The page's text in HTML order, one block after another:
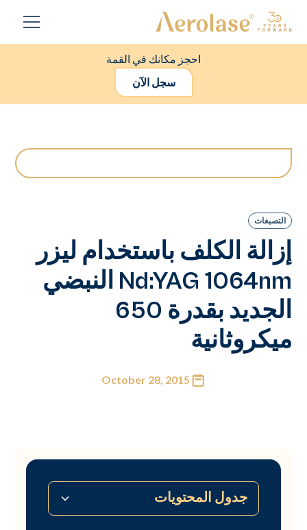
احجز مكانك في القمة
سجل الآن
التصبغات
إزالة الكلف باستخدام ليزر
Nd:YAG 1064nm النبضي
الجديد بقدرة 650
ميكروثانية
October 28, 2015
جدول المحتويات